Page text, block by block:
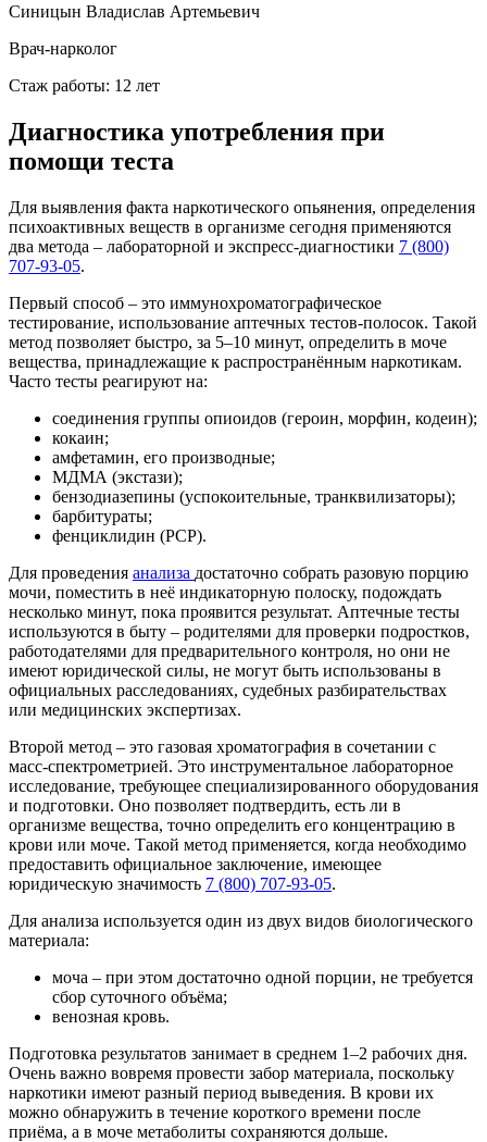
Синицын Владислав Артемьевич
Врач-нарколог
Стаж работы: 12 лет
Диагностика употребления при
помощи теста
Для выявления факта наркотического опьянения, определения
психоактивных веществ в организме сегодня применяются
два метода – лабораторной и экспресс-диагностики 7 (800)
707-93-05.
Первый способ – это иммунохроматографическое
тестирование, использование аптечных тестов-полосок. Такой
метод позволяет быстро, за 5–10 минут, определить в моче
вещества, принадлежащие к распространённым наркотикам.
Часто тесты реагируют на:
соединения группы опиоидов (героин, морфин, кодеин);
кокаин;
амфетамин, его производные;
МДМА (экстази);
бензодиазепины (успокоительные, транквилизаторы);
барбитураты;
фенциклидин (PCP).
Для проведения анализа достаточно собрать разовую порцию
мочи, поместить в неё индикаторную полоску, подождать
несколько минут, пока проявится результат. Аптечные тесты
используются в быту – родителями для проверки подростков,
работодателями для предварительного контроля, но они не
имеют юридической силы, не могут быть использованы в
официальных расследованиях, судебных разбирательствах
или медицинских экспертизах.
Второй метод – это газовая хроматография в сочетании с
масс-спектрометрией. Это инструментальное лабораторное
исследование, требующее специализированного оборудования
и подготовки. Оно позволяет подтвердить, есть ли в
организме вещества, точно определить его концентрацию в
крови или моче. Такой метод применяется, когда необходимо
предоставить официальное заключение, имеющее
юридическую значимость 7 (800) 707-93-05.
Для анализа используется один из двух видов биологического
материала:
моча – при этом достаточно одной порции, не требуется
сбор суточного объёма;
венозная кровь.
Подготовка результатов занимает в среднем 1–2 рабочих дня.
Очень важно вовремя провести забор материала, поскольку
наркотики имеют разный период выведения. В крови их
можно обнаружить в течение короткого времени после
приёма, а в моче метаболиты сохраняются дольше.